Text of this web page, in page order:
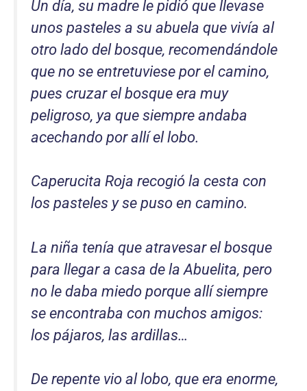
Un día, su madre le pidió que llevase
unos pasteles a su abuela que vivía al
otro lado del bosque, recomendándole
que no se entretuviese por el camino,
pues cruzar el bosque era muy
peligroso, ya que siempre andaba
acechando por allí el lobo.
Caperucita Roja recogió la cesta con
los pasteles y se puso en camino.
La niña tenía que atravesar el bosque
para llegar a casa de la Abuelita, pero
no le daba miedo porque allí siempre
se encontraba con muchos amigos:
los pájaros, las ardillas…
De repente vio al lobo, que era enorme,